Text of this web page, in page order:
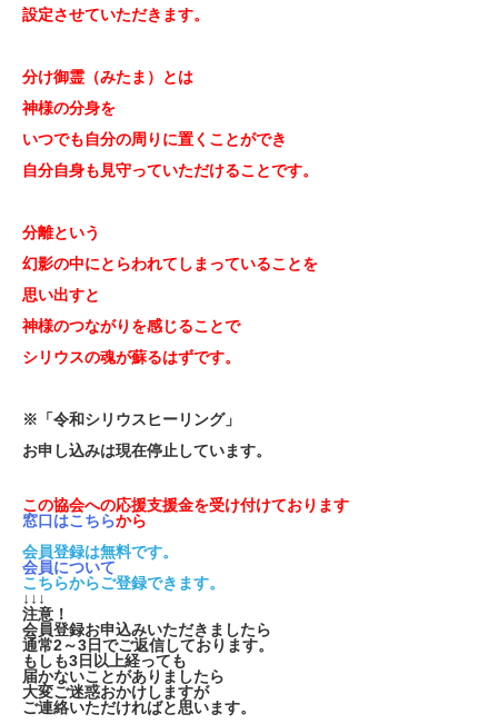
設定させていただきます。
分け御霊（みたま）とは
神様の分身を
いつでも自分の周りに置くことができ
自分自身も見守っていただけることです。
分離という
幻影の中にとらわれてしまっていることを
思い出すと
神様のつながりを感じることで
シリウスの魂が蘇るはずです。
※「令和シリウスヒーリング」
お申し込みは現在停止しています。
この協会への応援支援金を受け付けております
窓口はこちらから
会員登録は無料です。
会員について
こちらからご登録できます。
↓↓↓
注意！
会員登録お申込みいただきましたら
通常2～3日でご返信しております。
もしも3日以上経っても
届かないことがありましたら
大変ご迷惑おかけしますが
ご連絡いただければと思います。